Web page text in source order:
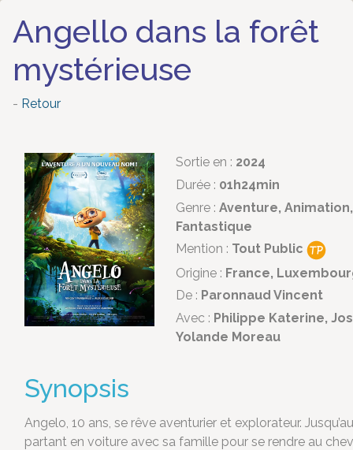
Angello dans la forêt
mystérieuse
- Retour
Sortie en : 2024
Durée : 01h24min
Genre : Aventure,
Fantastique
Mention : Tout Public
Origine : France,
De : Paronnaud Vincent
Avec : Philippe Katerine,
Yolande Moreau
Synopsis
Angelo, 10 ans, se rêve aventurier et explorateur.
partant en voiture avec sa famille pour se rendre au